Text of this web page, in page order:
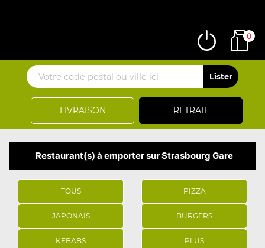
LIVRAISON RETRAIT
0
Restaurant(s) à emporter sur Strasbourg Gare
TOUS PIZZA
JAPONAIS BURGERS
KEBABS PLUS